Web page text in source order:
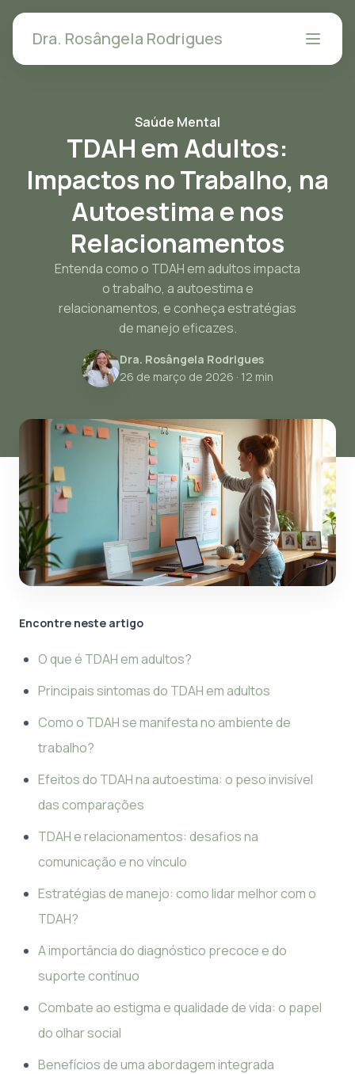
Dra. Rosângela Rodrigues
Saúde Mental
TDAH em Adultos:
Impactos no Trabalho, na
Autoestima e nos
Relacionamentos
Entenda como o TDAH em adultos impacta
o trabalho, a autoestima e
relacionamentos, e conheça estratégias
de manejo eficazes.
Dra. Rosângela Rodrigues
26 de março de 2026 · 12 min
Encontre neste artigo
O que é TDAH em adultos?
Principais sintomas do TDAH em adultos
Como o TDAH se manifesta no ambiente de
trabalho?
Efeitos do TDAH na autoestima: o peso invisível
das comparações
TDAH e relacionamentos: desafios na
comunicação e no vínculo
Estratégias de manejo: como lidar melhor com o
TDAH?
A importância do diagnóstico precoce e do
suporte contínuo
Combate ao estigma e qualidade de vida: o papel
do olhar social
Benefícios de uma abordagem integrada